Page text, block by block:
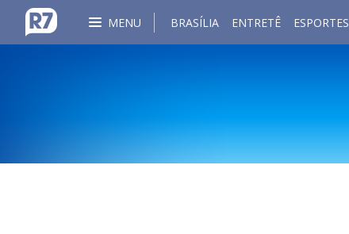
MENU BRASÍLIA ENTRETÊ ESPORTES